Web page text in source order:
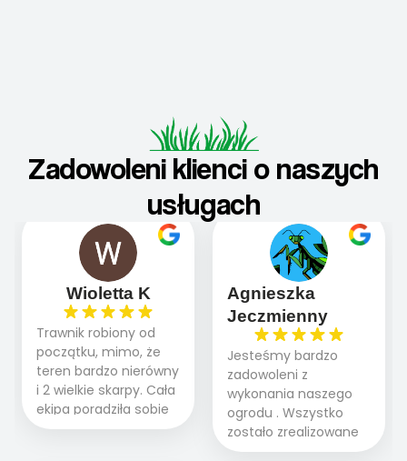
Zadowoleni klienci o naszych
usługach
Wioletta K
Trawnik robiony od
początku, mimo, że
teren bardzo nierówny
i 2 wielkie skarpy. Cała
ekipa poradziła sobie
WSPANIALE od
Agnieszka
Jeczmienny
Jesteśmy bardzo
zadowoleni z
wykonania naszego
ogrodu . Wszystko
zostało zrealizowane
fachowo, rzetelnie i